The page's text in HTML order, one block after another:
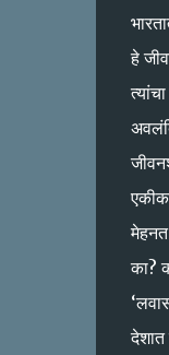
हे
का?
देशात